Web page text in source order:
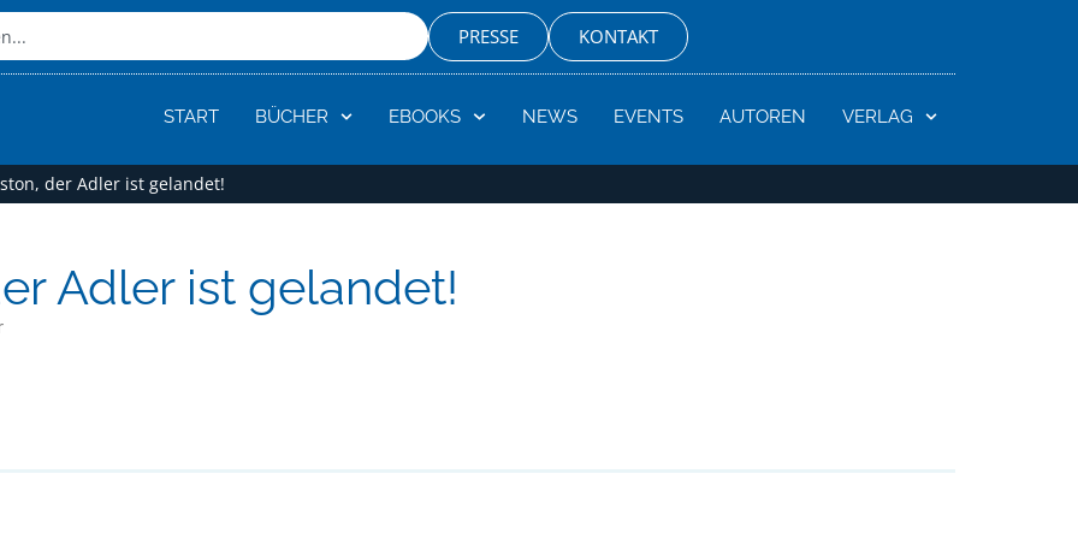
PRESSE KONTAKT
START BÜCHER EBOOKS NEWS EVENTS AUTOREN VERLAG
der Adler ist gelandet!
Adler ist gelandet!